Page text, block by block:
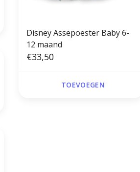
Disney Assepoester Baby 6-
12 maand
€33,50
TOEVOEGEN